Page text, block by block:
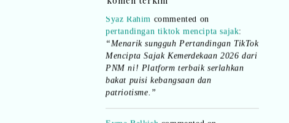
“Menarik sungguh Pertandingan TikTok
Mencipta Sajak Kemerdekaan 2026 dari
PNM ni! Platform terbaik serlahkan
bakat puisi kebangsaan dan
patriotisme.”
pertandingan tiktok mencipta sajak